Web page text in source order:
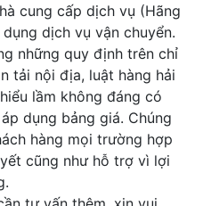
cung cấp dịch vụ (Hãng
dịch vụ vận chuyển.
những quy định trên chỉ
tải nội địa, luật hàng hải
lầm không đáng có
dụng bảng giá. Chúng
hàng mọi trường hợp
cũng như hỗ trợ vì lợi